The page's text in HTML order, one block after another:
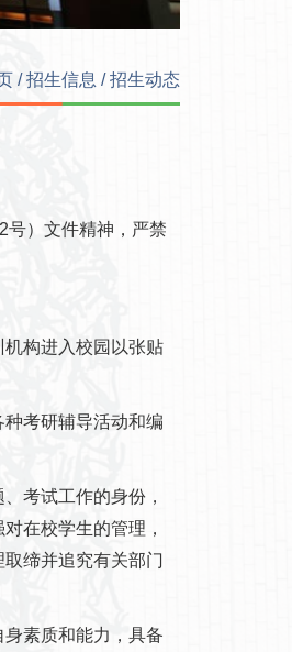
/招生信息 /招生动态
）文件精神，严禁
构进入校园以张贴
考研辅导活动和编
考试工作的身份，
在校学生的管理，
缔并追究有关部门
素质和能力，具备